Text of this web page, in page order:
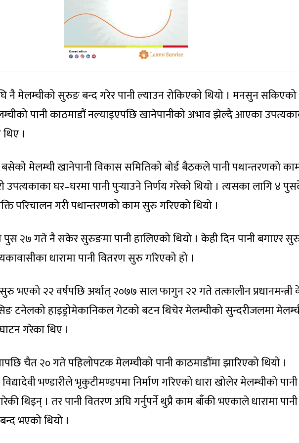
मेलम्चीको सुरुङ बन्द गरेर पानी ल्याउन रोकिएको थियो । मनसुन सकिएको
पानी काठमाडौं नल्याइएपछि खानेपानीको अभाव झेल्दै आएका
थिए ।
मेलम्ची खानेपानी विकास समितिको बोर्ड बैठकले पानी पथान्तरणको
उपत्यकाका घर–घरमा पानी पुर्‍याउने निर्णय गरेको थियो । त्यसका लागि ४
परिचालन गरी पथान्तरणको काम सुरु गरिएको थियो ।
२७ गते नै सकेर सुरुङमा पानी हालिएको थियो । केही दिन पानी बगाएर
धारामा पानी वितरण सुरु गरिएको हो ।
भएको २२ वर्षपछि अर्थात् २०७७ साल फागुन २२ गते तत्कालीन प्रधानमन्त्री
टनेलको हाइड्रोमेकानिकल गेटको बटन थिचेर मेलम्चीको सुन्दरीजलमा
गरेका थिए ।
चैत २० गते पहिलोपटक मेलम्चीको पानी काठमाडौंमा झारिएको थियो ।
विद्यादेवी भण्डारीले भृकुटीमण्डपमा निर्माण गरिएको धारा खोलेर मेलम्चीको पानी
थिइन् । तर पानी वितरण अघि गर्नुपर्ने थुप्रै काम बाँकी भएकाले धारामा पानी
भएको थियो ।